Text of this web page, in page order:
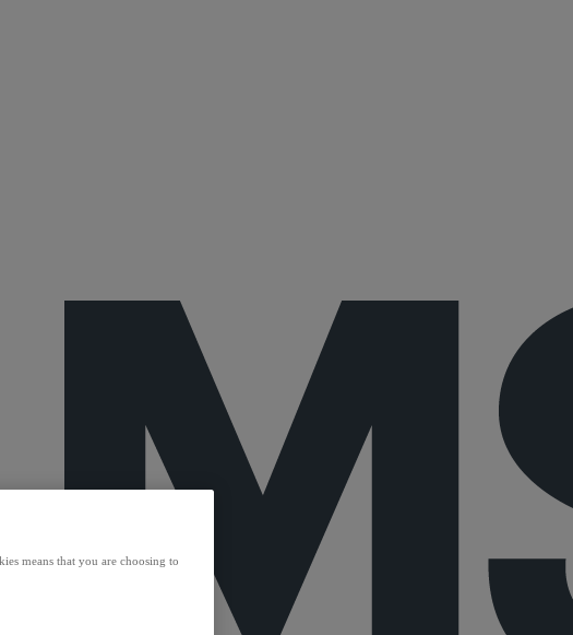
means that you are choosing to